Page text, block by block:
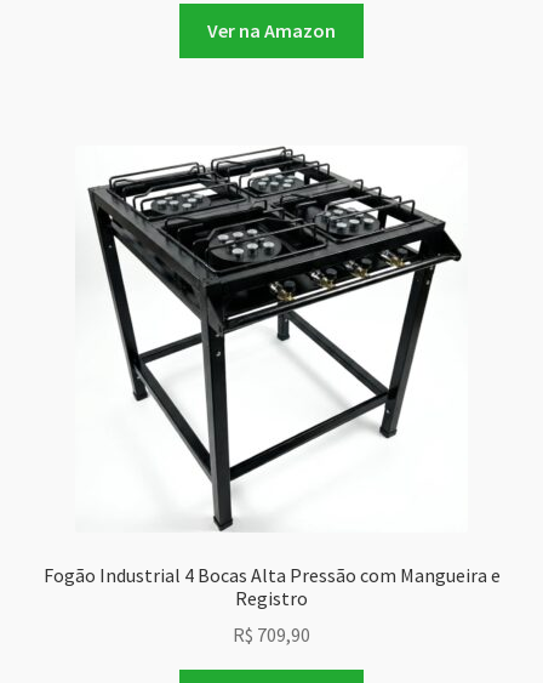
Ver na Amazon
Fogão Industrial 4 Bocas Alta Pressão com Mangueira e
Registro
R$ 709,90